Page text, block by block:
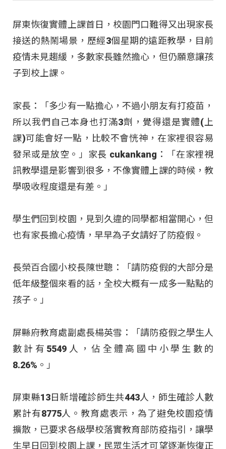
屏東恢復實體上課首日，校園門口難得又出現家長
接送的熱鬧場景，歷經3個星期的遠距教學，目前
疫情未見趨緩，多數家長雖然擔心，但仍願意讓孩
子到校上課。
家長：「多少有一點擔心，不過小朋友有打疫苗，
所以我們自己本身也打滿3劑，覺得還是實體(上
課)可能會好一點，比較不會恍神，在家裡很容易
發呆或是放空。」家長 cukankang：「在家裡視
訊教學還是影響到很多，不像實體上課的時候，教
學吸收程度還是有差。」
學生們回到校園，見到久違的同學都相當開心，但
也有家長擔心疫情，早早為子女請好了防疫假。
長榮百合國小校長陳世聰：「請防疫假的大部分是
低年級整個來看的話，全校大概有一成多一點點的
孩子。」
屏縣府教育處副處長楊英雪：「請防疫假之學生人
數計有5549人，佔全體高國中小學生數的
8.26%。」
屏東縣13日新增確診師生共443人，師生確診人數
累計有8775人。教育處表示，為了避免校園疫情
擴散，已要求各級學校落實教育部防疫指引，讓學
生早日回到校園上課，民眾生活才可望逐漸恢復正